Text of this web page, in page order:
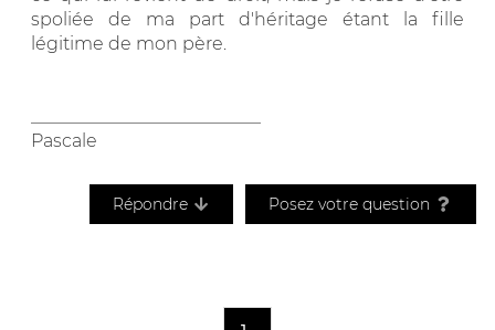
spoliée de ma part d'héritage étant la fille
légitime de mon père.
Pascale
Répondre Posez votre question